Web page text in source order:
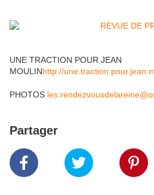
UNE TRACTION POUR JEAN
MOULINhttp://
PHOTOS
Partager